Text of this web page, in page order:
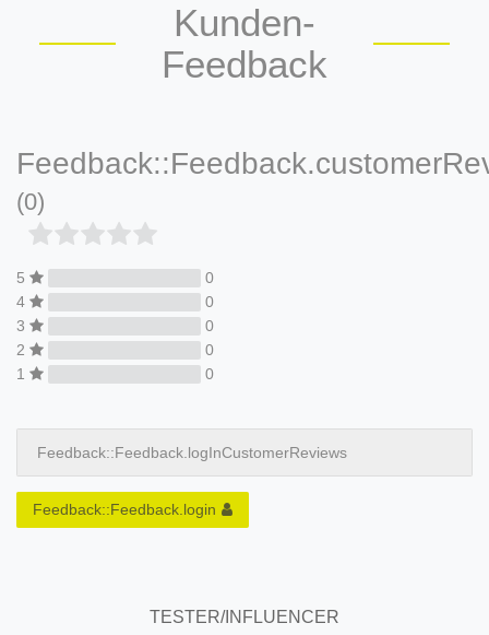
Kunden-
Feedback
(0)
5
0
4
0
3
0
2
0
1
0
Feedback::Feedback.logInCustomerReviews
Feedback::Feedback.login
TESTER/INFLUENCER